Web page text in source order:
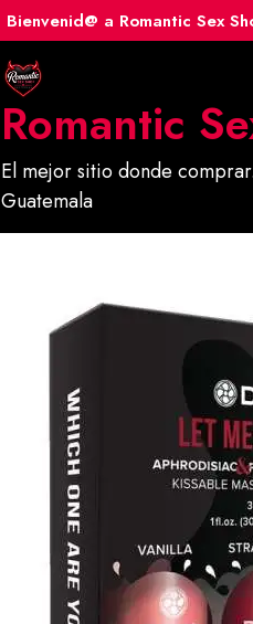
Bienvenid@ a Romantic Sex
Romantic
El mejor sitio donde
Guatemala